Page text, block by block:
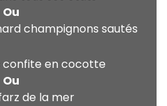
Ou
champignons sautés
confite en cocotte
Ou
de la mer